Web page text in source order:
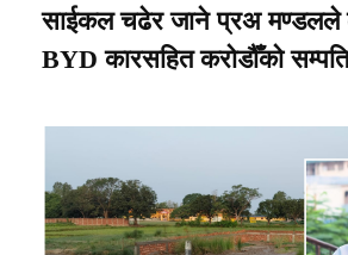
साईकल चढेर जाने प्रअ मण्डलले
BYD कारसहित करोडौँको